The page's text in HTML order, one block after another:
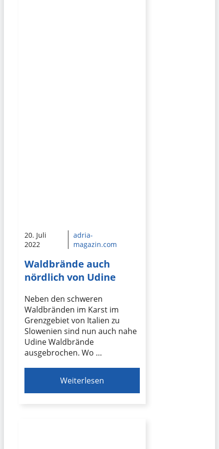
20. Juli
2022
adria-
magazin.com
Waldbrände auch
nördlich von Udine
Neben den schweren
Waldbränden im Karst im
Grenzgebiet von Italien zu
Slowenien sind nun auch nahe
Udine Waldbrände
ausgebrochen. Wo …
Weiterlesen